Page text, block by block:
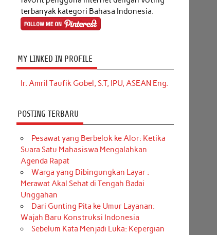
terbanyak kategori Bahasa Indonesia.
MY LINKED IN PROFILE
Ir. Amril Taufik Gobel, S.T, IPU, ASEAN Eng.
POSTING TERBARU
Pesawat yang Berbelok ke Alor: Ketika
Suara Satu Mahasiswa Mengalahkan
Agenda Rapat
Warga yang Dibingungkan Layar :
Merawat Akal Sehat di Tengah Badai
Unggahan
Dari Gunting Pita ke Umur Layanan:
Wajah Baru Konstruksi Indonesia
Sebelum Kata Menjadi Luka: Kepergian